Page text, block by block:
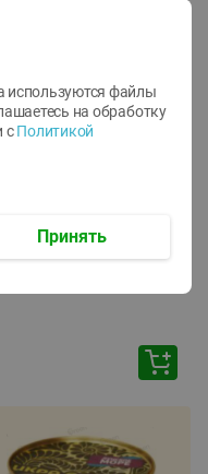
Vegetus ТВЕРДЫЙ
используются файлы
на обработку
с Политикой
Принять